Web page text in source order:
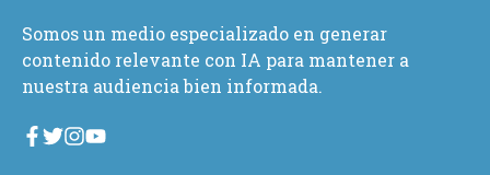
Somos un medio especializado en generar
contenido relevante con IA para mantener a
nuestra audiencia bien informada.